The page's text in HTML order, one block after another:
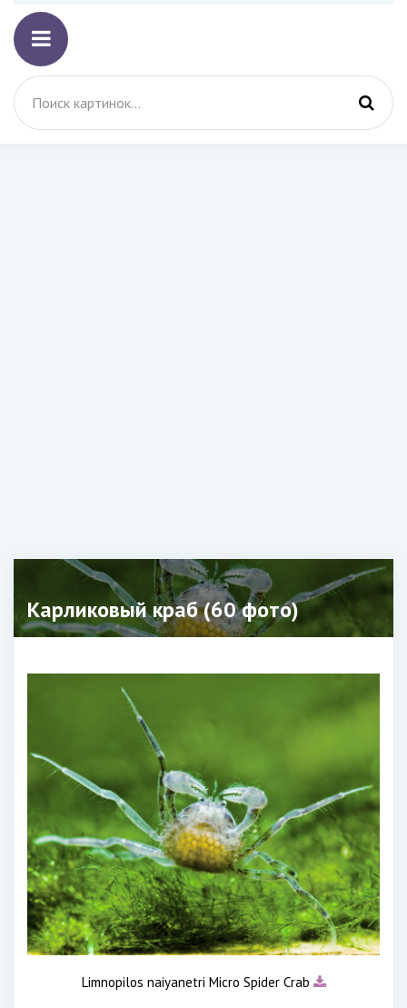
Карликовый краб (60 фото)
Limnopilos naiyanetri Micro Spider Crab